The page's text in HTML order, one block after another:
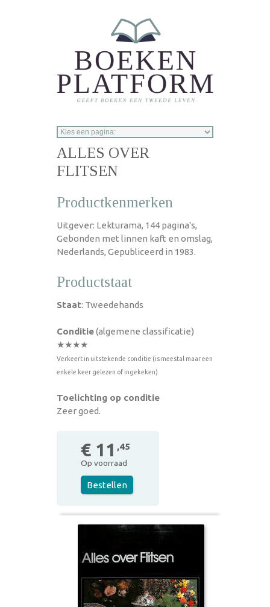
ALLES OVER
FLITSEN
Productkenmerken
Uitgever: Lekturama, 144 pagina's,
Gebonden met linnen kaft en omslag,
Nederlands, Gepubliceerd in 1983.
Productstaat
Staat: Tweedehands
Conditie(algemene classificatie)
★★★★
Verkeert in uitstekende conditie (is meestal maar een
enkele keer gelezen of ingekeken)
Toelichting op conditie
Zeer goed.
€ 11 ,45
Op voorraad
Bestellen